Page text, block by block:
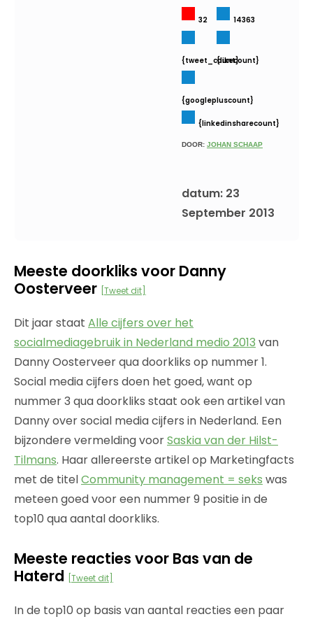
32 14363
{tweet_count}{likecount}
{googlepluscount}
{linkedinsharecount}
DOOR: JOHAN SCHAAP
datum: 23
September 2013
Meeste doorkliks voor Danny
Oosterveer [Tweet dit]
Dit jaar staat Alle cijfers over het
socialmediagebruik in Nederland medio 2013 van
Danny Oosterveer qua doorkliks op nummer 1.
Social media cijfers doen het goed, want op
nummer 3 qua doorkliks staat ook een artikel van
Danny over social media cijfers in Nederland. Een
bijzondere vermelding voorSaskia van der Hilst-
Tilmans. Haar allereerste artikel op Marketingfacts
met de titelCommunity management = seks was
meteen goed voor een nummer 9 positie in de
top10 qua aantal doorkliks.
Meeste reacties voor Bas van de
Haterd
[Tweet dit]
In de top10 op basis van aantal reacties een paar